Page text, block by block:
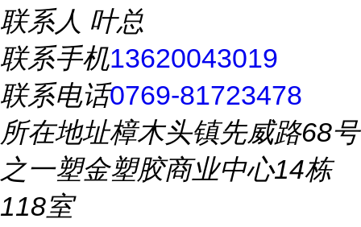
联系人 叶总
联系手机13620043019
联系电话0769-81723478
所在地址樟木头镇先威路68号
之一塑金塑胶商业中心14栋
118室